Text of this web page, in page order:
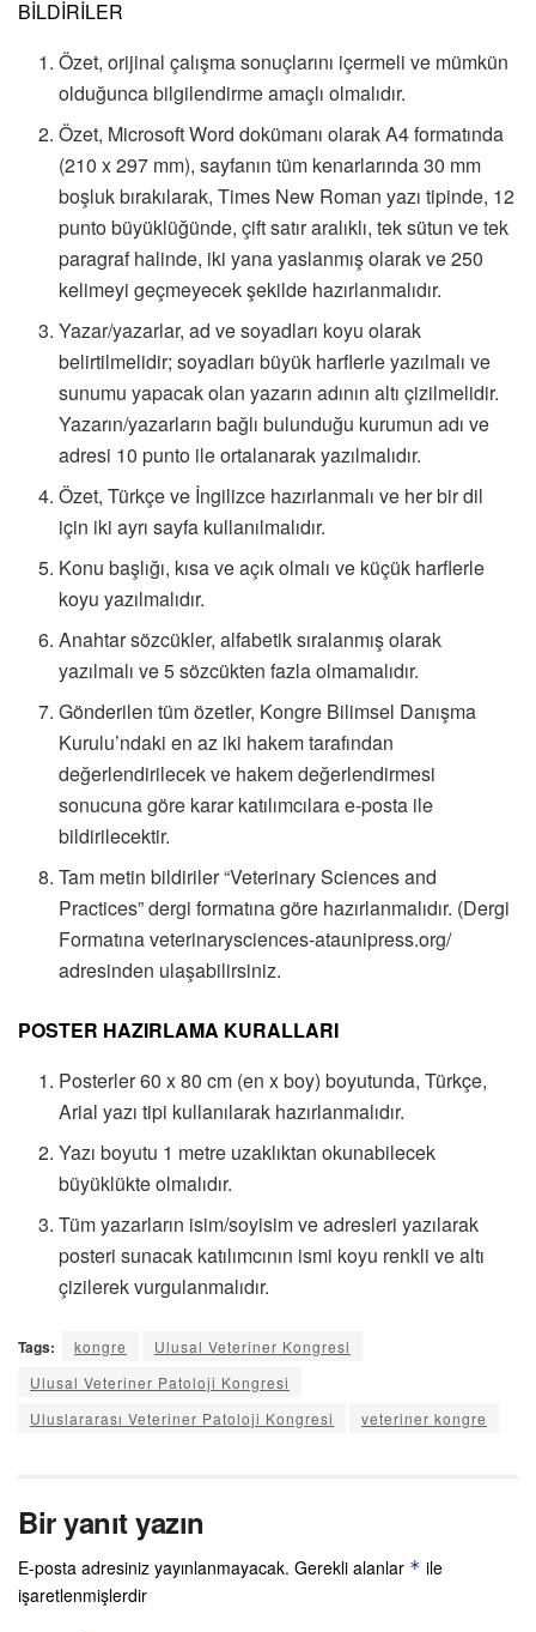
BİLDİRİLER
Özet, orijinal çalışma sonuçlarını içermeli ve mümkün
olduğunca bilgilendirme amaçlı olmalıdır.
Özet, Microsoft Word dokümanı olarak A4 formatında
(210 x 297 mm), sayfanın tüm kenarlarında 30 mm
boşluk bırakılarak, Times New Roman yazı tipinde, 12
punto büyüklüğünde, çift satır aralıklı, tek sütun ve tek
paragraf halinde, iki yana yaslanmış olarak ve 250
kelimeyi geçmeyecek şekilde hazırlanmalıdır.
Yazar/yazarlar, ad ve soyadları koyu olarak
belirtilmelidir; soyadları büyük harflerle yazılmalı ve
sunumu yapacak olan yazarın adının altı çizilmelidir.
Yazarın/yazarların bağlı bulunduğu kurumun adı ve
adresi 10 punto ile ortalanarak yazılmalıdır.
Özet, Türkçe ve İngilizce hazırlanmalı ve her bir dil
için iki ayrı sayfa kullanılmalıdır.
Konu başlığı, kısa ve açık olmalı ve küçük harflerle
koyu yazılmalıdır.
Anahtar sözcükler, alfabetik sıralanmış olarak
yazılmalı ve 5 sözcükten fazla olmamalıdır.
Gönderilen tüm özetler, Kongre Bilimsel Danışma
Kurulu’ndaki en az iki hakem tarafından
değerlendirilecek ve hakem değerlendirmesi
sonucuna göre karar katılımcılara e-posta ile
bildirilecektir.
Tam metin bildiriler “Veterinary Sciences and
Practices” dergi formatına göre hazırlanmalıdır. (Dergi
Formatına veterinarysciences-ataunipress.org/
adresinden ulaşabilirsiniz.
POSTER HAZIRLAMA KURALLARI
Posterler 60 x 80 cm (en x boy) boyutunda, Türkçe,
Arial yazı tipi kullanılarak hazırlanmalıdır.
Yazı boyutu 1 metre uzaklıktan okunabilecek
büyüklükte olmalıdır.
Tüm yazarların isim/soyisim ve adresleri yazılarak
posteri sunacak katılımcının ismi koyu renkli ve altı
çizilerek vurgulanmalıdır.
Tags: kongre
Ulusal Veteriner Kongresi
Ulusal Veteriner Patoloji Kongresi
Uluslararası Veteriner Patoloji Kongresi
veteriner kongre
Bir yanıt yazın
E-posta adresiniz yayınlanmayacak. Gerekli alanlar * ile
işaretlenmişlerdir